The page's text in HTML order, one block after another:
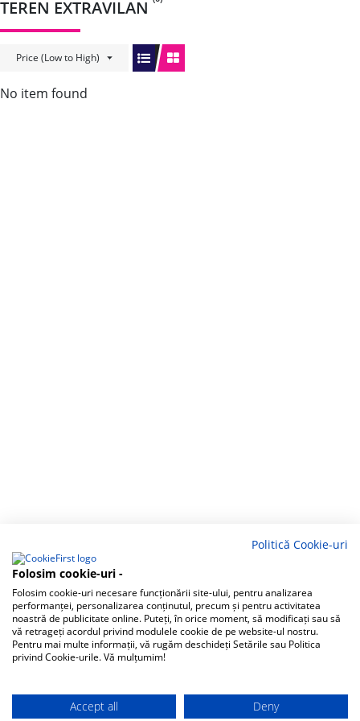
TEREN EXTRAVILAN
Price (Low to High)
No item found
Politică Cookie-uri
Folosim cookie-uri -
Folosim cookie-uri necesare funcționării site-ului, pentru analizarea
performanței, personalizarea conținutul, precum și pentru activitatea
noastră de publicitate online. Puteți, în orice moment, să modificați sau să
vă retrageți acordul privind modulele cookie de pe website-ul nostru.
Pentru mai multe informații, vă rugăm deschideți Setările sau Politica
privind Cookie-urile. Vă mulțumim!
Accept all Deny